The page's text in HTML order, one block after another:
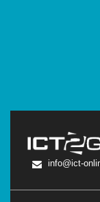
info@ict-